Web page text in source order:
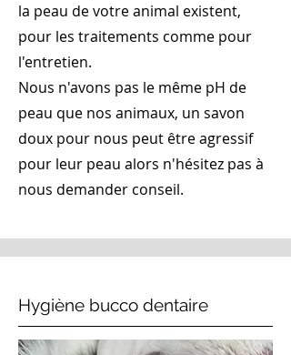
la peau de votre animal existent,
pour les traitements comme pour
l'entretien.
Nous n'avons pas le même pH de
peau que nos animaux, un savon
doux pour nous peut être agressif
pour leur peau alors n'hésitez pas à
nous demander conseil.
Hygiène bucco dentaire